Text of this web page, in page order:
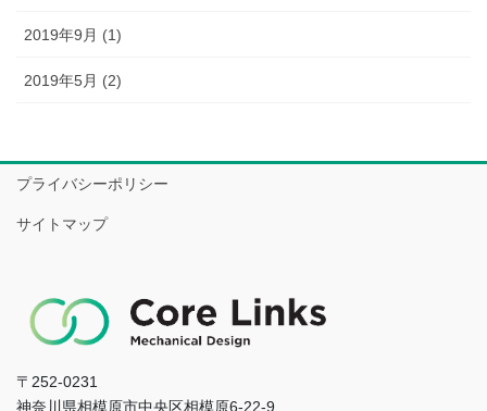
2019年9月 (1)
2019年5月 (2)
プライバシーポリシー
サイトマップ
〒252-0231
神奈川県相模原市中央区相模原6-22-9